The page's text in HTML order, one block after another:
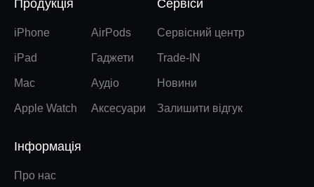
Продукція
iPhone
iPad
Mac
Apple Watch
AirPods
Гаджети
Аудіо
Аксесуари
Сервіси
Сервісний центр
Trade-IN
Новини
Залишити відгук
Інформація
Про нас